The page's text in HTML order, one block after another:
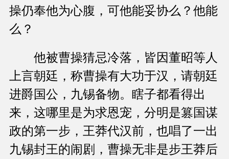
操仍奉他为心腹，可他能妥协么？他能
么？
他被曹操猜忌冷落，皆因董昭等人
上言朝廷，称曹操有大功于汉，请朝廷
进爵国公，九锡备物。瞎子都看得出
来，这哪里是为求恩宠，分明是篡国谋
政的第一步，王莽代汉前，也唱了一出
九锡封王的闹剧，曹操无非是步王莽后